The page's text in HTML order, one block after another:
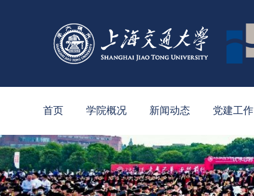
首页 学院概况 新闻动态 党建工作